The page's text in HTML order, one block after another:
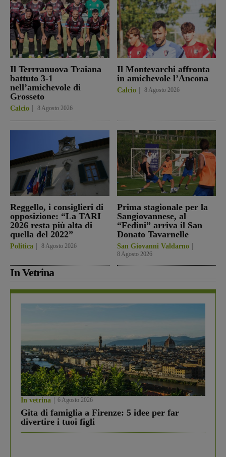
Il Terrranuova Traiana
battuto 3-1
nell’amichevole di
Grosseto
Calcio 8 Agosto 2026
Il Montevarchi affronta
in amichevole l’Ancona
Calcio 8 Agosto 2026
Reggello, i consiglieri di
opposizione: “La TARI
2026 resta più alta di
quella del 2022”
Politica 8 Agosto 2026
Prima stagionale per la
Sangiovannese, al
“Fedini” arriva il San
Donato Tavarnelle
San Giovanni Valdarno
8 Agosto 2026
In Vetrina
In vetrina 6 Agosto 2026
Gita di famiglia a Firenze: 5 idee per far
divertire i tuoi figli